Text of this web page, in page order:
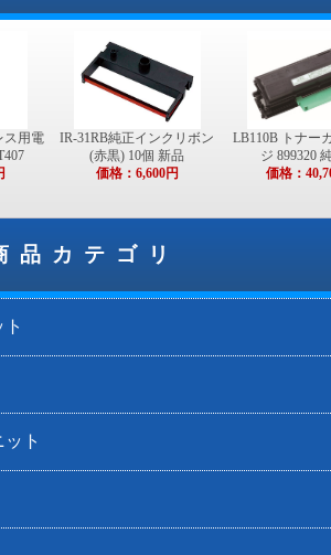
ス用電
IR-31RB純正インクリボン
(赤黒) 10個 新品
価格：6,600円
LB110B トナー
ジ 899320
価格：
品カテゴリ
ト